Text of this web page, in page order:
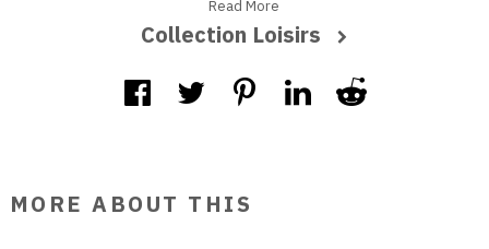
Read More
Collection Loisirs
MORE ABOUT THIS